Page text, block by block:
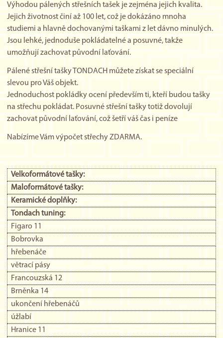
Výhodou pálených střešních tašek je zejména jejich kvalita.
Jejich životnost činí až 100 let, což je dokázáno mnoha
studiemi a hlavně dochovanými taškami z let dávno minulých.
Jsou lehké, jednoduše pokládatelné a posuvné, takže
umožňují zachovat původní laťování.
Pálené střešní tašky TONDACH můžete získat se speciální
slevou pro Váš objekt.
Jednoduchost pokládky ocení především ti, kteří budou tašky
na střechu pokládat. Posuvné střešní tašky totiž dovolují
zachovat původní laťování, což šetří váš čas i peníze
Nabízíme Vám výpočet střechy ZDARMA.
Velkoformátové tašky:
Maloformátové tašky:
Keramické doplňky:
Tondach tuning:
Figaro 11
Bobrovka
hřebenáče
větrací pásy
Francouzská 12
Brněnka 14
ukončení hřebenáčů
úžlabí
Hranice 11